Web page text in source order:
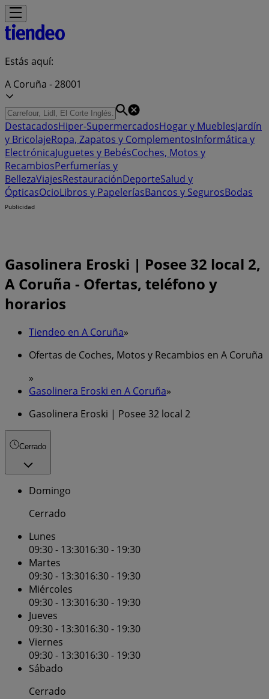
Estás aquí:
A Coruña - 28001
DestacadosHiper-SupermercadosHogar y MueblesJardín
y BricolajeRopa, Zapatos y ComplementosInformática y
ElectrónicaJuguetes y BebésCoches, Motos y
RecambiosPerfumerías y
BellezaViajesRestauraciónDeporteSalud y
ÓpticasOcioLibros y PapeleríasBancos y SegurosBodas
Publicidad
Gasolinera Eroski | Posee 32 local 2,
A Coruña - Ofertas, teléfono y
horarios
Tiendeo en A Coruña»
Ofertas de Coches, Motos y Recambios en A Coruña
»
Gasolinera Eroski en A Coruña»
Gasolinera Eroski | Posee 32 local 2
Cerrado
Domingo
Cerrado
Lunes
09:30 - 13:3016:30 - 19:30
Martes
09:30 - 13:3016:30 - 19:30
Miércoles
09:30 - 13:3016:30 - 19:30
Jueves
09:30 - 13:3016:30 - 19:30
Viernes
09:30 - 13:3016:30 - 19:30
Sábado
Cerrado